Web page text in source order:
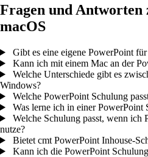
Fragen und
macOS
Gibt es eine eigene PowerPoint
Kann ich mit einem Mac an der
Welche Unterschiede gibt es
Windows?
Welche PowerPoint Schulung
Was lerne ich in einer PowerPoint
Welche Schulung passt, wenn ich
nutze?
Bietet cmt PowerPoint Inhouse-
Kann ich die PowerPoint